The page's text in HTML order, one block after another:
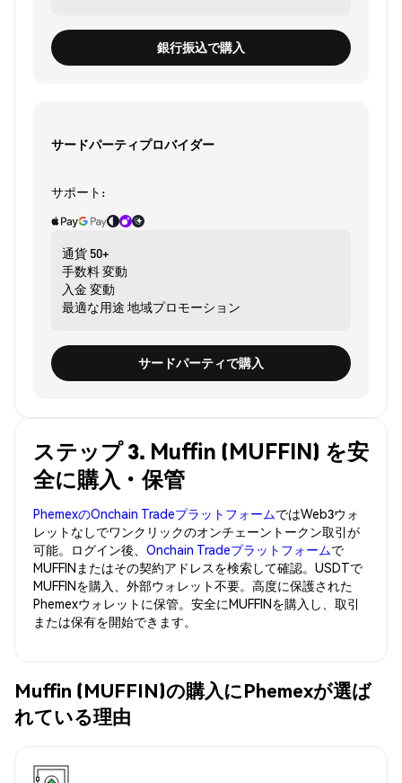
銀行振込で購入
サードパーティプロバイダー
サポート:
通貨 50+
手数料変動
入金 変動
最適な用途 地域プロモーション
サードパーティで購入
ステップ 3. Muffin (MUFFIN) を安
全に購入・保管
PhemexのOnchain TradeプラットフォームではWeb3ウォ
レットなしでワンクリックのオンチェーントークン取引が
可能。ログイン後、 Onchain Tradeプラットフォームで
MUFFINまたはその契約アドレスを検索して確認。USDTで
MUFFINを購入、外部ウォレット不要。高度に保護された
Phemexウォレットに保管。安全にMUFFINを購入し、取引
または保有を開始できます。
Muffin (MUFFIN)の購入にPhemexが選ば
れている理由